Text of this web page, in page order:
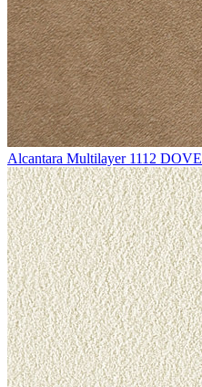
Alcantara Multilayer 1112 DOVE